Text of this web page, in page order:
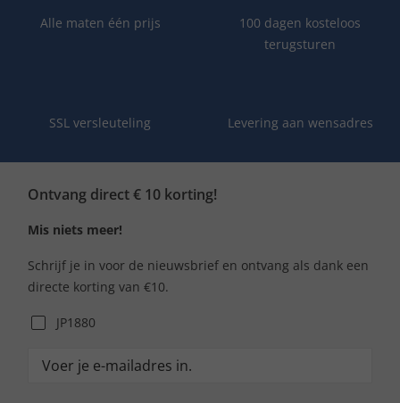
Alle maten één prijs
100 dagen kosteloos
terugsturen
SSL versleuteling Levering aan wensadres
Ontvang direct € 10 korting!
Mis niets meer!
Schrijf je in voor de nieuwsbrief en ontvang als dank een
directe korting van €10.
JP1880